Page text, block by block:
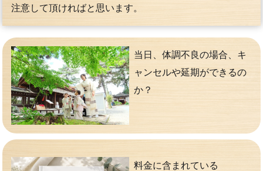
注意して頂ければと思います。
当日、体調不良の場合、キ
ャンセルや延期ができるの
か？
料金に含まれている